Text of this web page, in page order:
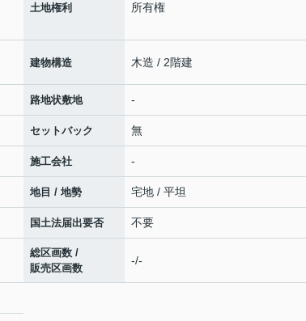
土地権利 所有権
建物構造 木造 / 2階建
路地状敷地 -
セットバック 無
施工会社 -
地目 / 地勢 宅地 / 平坦
国土法届出要否 不要
総区画数 /
販売区画数
-/-